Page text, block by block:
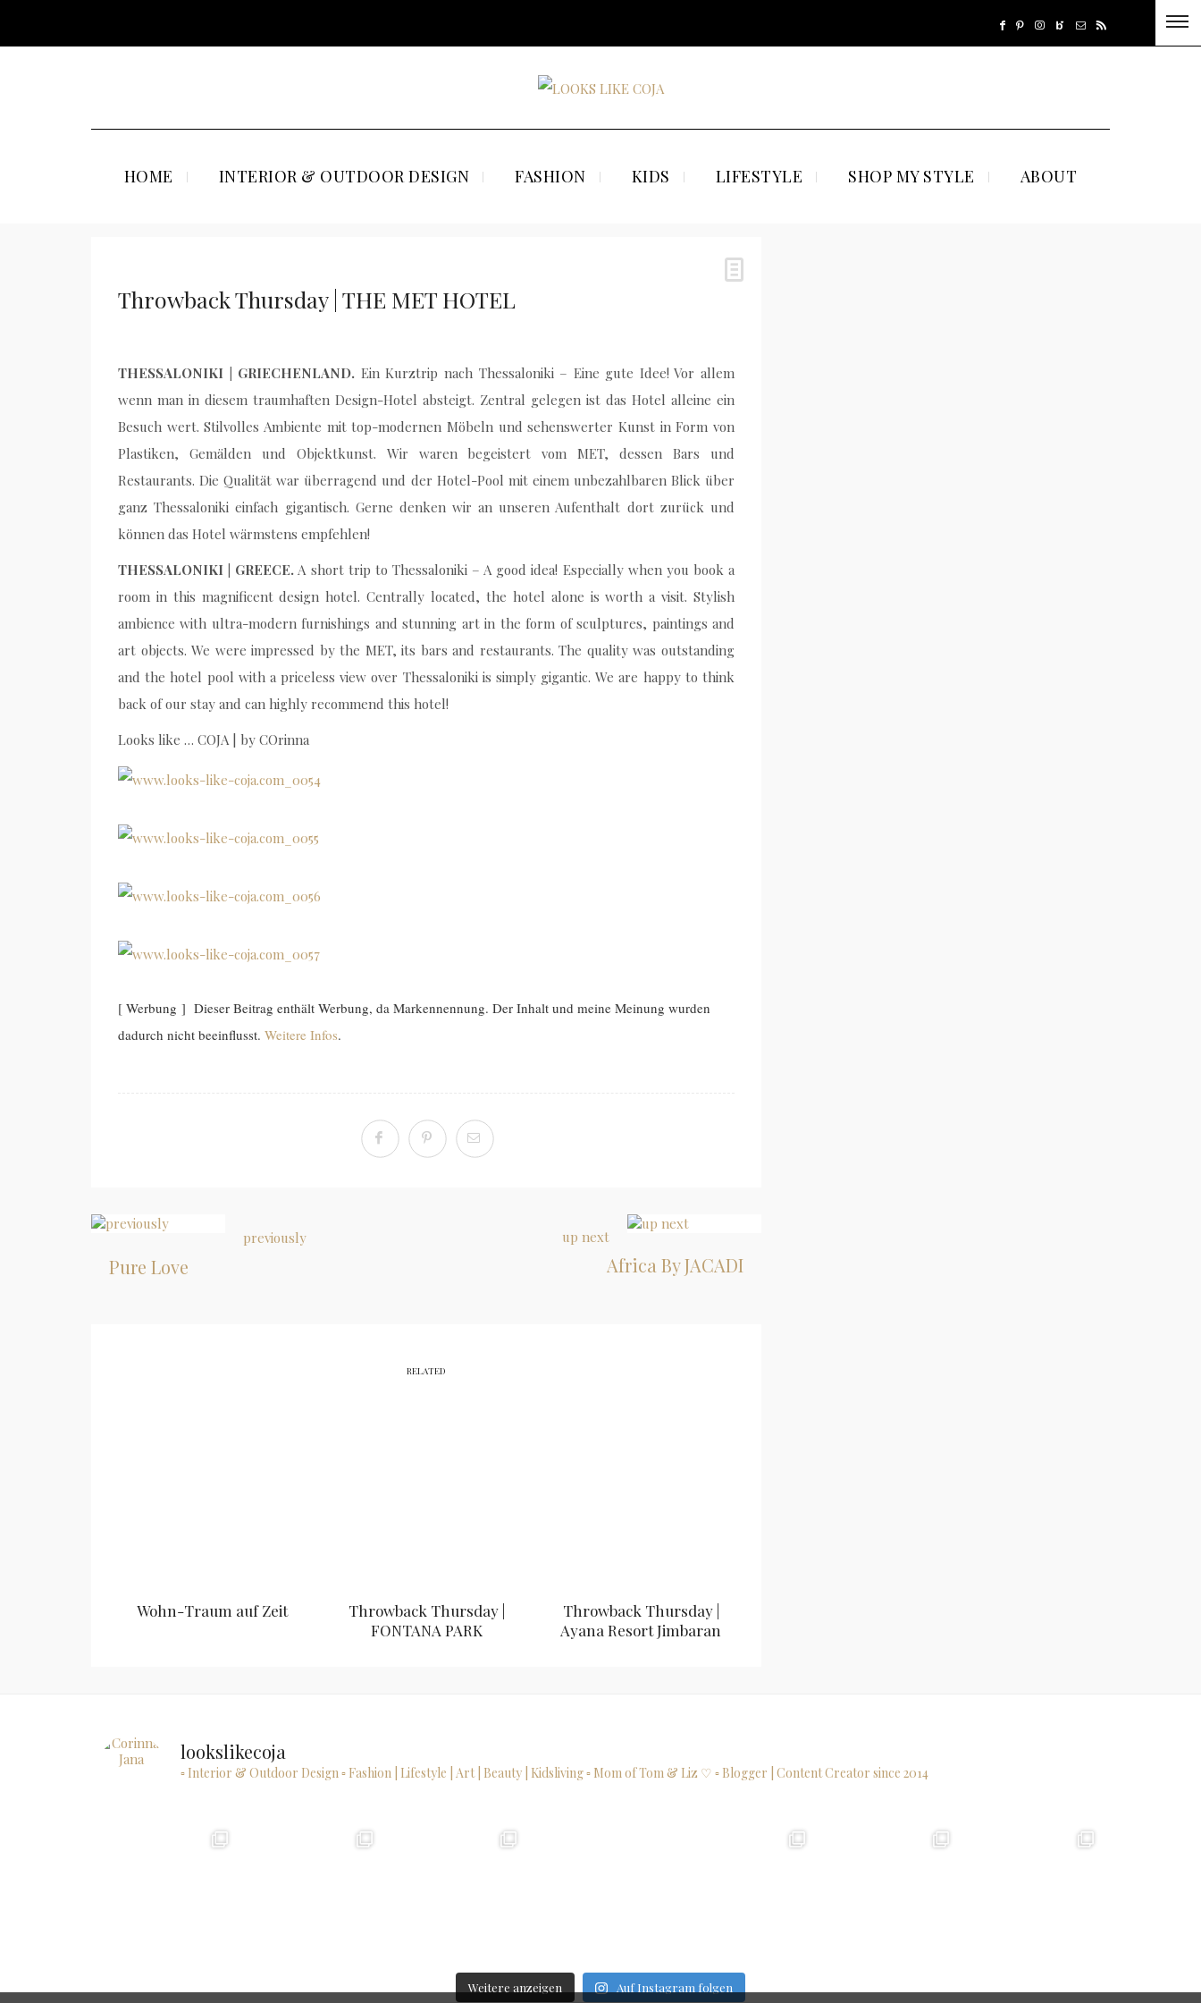
HOME INTERIOR & OUTDOOR DESIGN FASHION KIDS LIFESTYLE SHOP MY STYLE ABOUT
Throwback Thursday | THE MET HOTEL
THESSALONIKI | GRIECHENLAND. Ein Kurztrip nach Thessaloniki – Eine gute Idee! Vor allem
wenn man in diesem traumhaften Design-Hotel absteigt. Zentral gelegen ist das Hotel alleine ein
Besuch wert. Stilvolles Ambiente mit top-modernen Möbeln und sehenswerter Kunst in Form von
Plastiken, Gemälden und Objektkunst. Wir waren begeistert vom MET, dessen Bars und
Restaurants. Die Qualität war überragend und der Hotel-Pool mit einem unbezahlbaren Blick über
ganz Thessaloniki einfach gigantisch. Gerne denken wir an unseren Aufenthalt dort zurück und
können das Hotel wärmstens empfehlen!
THESSALONIKI | GREECE. A short trip to Thessaloniki – A good idea! Especially when you book a
room in this magnificent design hotel. Centrally located, the hotel alone is worth a visit. Stylish
ambience with ultra-modern furnishings and stunning art in the form of sculptures, paintings and
art objects. We were impressed by the MET, its bars and restaurants. The quality was outstanding
and the hotel pool with a priceless view over Thessaloniki is simply gigantic. We are happy to think
back of our stay and can highly recommend this hotel!
Looks like … COJA | by COrinna
[ Werbung ] Dieser Beitrag enthält Werbung, da Markennennung. Der Inhalt und meine Meinung wurden
dadurch nicht beeinflusst. Weitere Infos.
previously
Pure Love
up next
Africa By JACADI
RELATED
Wohn-Traum auf Zeit
Throwback Thursday |
FONTANA PARK
Throwback Thursday |
Ayana Resort Jimbaran
lookslikecoja
▫ Interior & Outdoor Design▫ Fashion | Lifestyle | Art | Beauty | Kidsliving▫ Mom of Tom & Liz ♡ ▫ Blogger | Content Creator since 2014
Weitere anzeigen Auf Instagram folgen